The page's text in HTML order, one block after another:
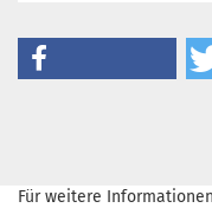
Für weitere